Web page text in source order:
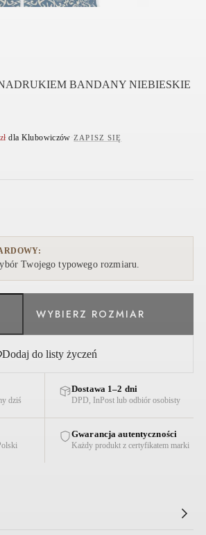
BANDANY NIEBIESKIE
złdla Klubowiczów·ZAPISZ SIĘ
Twojego typowego rozmiaru.
Dodaj do listy życzeń
dziś
Dostawa 1–2 dni
DPD, InPost lub odbiór osobisty
Gwarancja autentyczności
Każdy produkt z certyfikatem marki